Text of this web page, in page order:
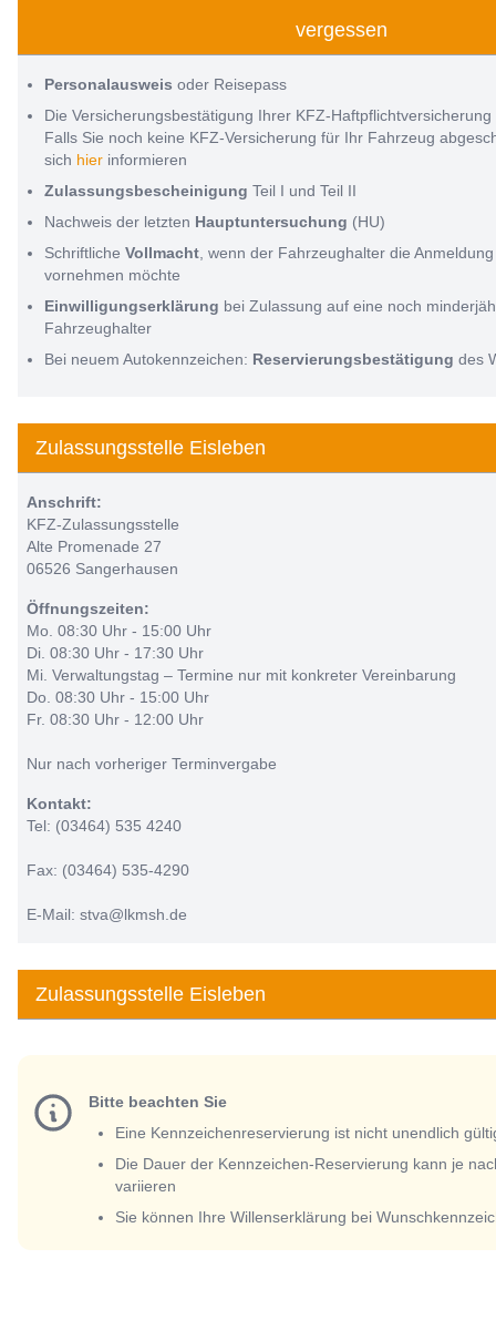
vergessen
Personalausweis oder Reisepass
Die Versicherungsbestätigung Ihrer KFZ-
Falls Sie noch keine KFZ-Versicherung für Ihr Fahrzeug
sich hier informieren
Zulassungsbescheinigung Teil I und Teil II
Nachweis der letzten Hauptuntersuchung (HU)
Schriftliche Vollmacht , wenn der Fahrzeughalter die
vornehmen möchte
Einwilligungserklärung bei Zulassung auf eine noch
Fahrzeughalter
Bei neuem Autokennzeichen: Reservierungsbestätigung des
Zulassungsstelle Eisleben
Anschrift:
KFZ-Zulassungsstelle
Alte Promenade 27
06526 Sangerhausen
Öffnungszeiten:
Mo. 08:30 Uhr - 15:00 Uhr
Di. 08:30 Uhr - 17:30 Uhr
Mi. Verwaltungstag – Termine nur mit konkreter Vereinbarung
Do. 08:30 Uhr - 15:00 Uhr
Fr. 08:30 Uhr - 12:00 Uhr
Nur nach vorheriger Terminvergabe
Kontakt:
Tel: (03464) 535 4240
Fax: (03464) 535-4290
E-Mail: stva@lkmsh.de
Zulassungsstelle Eisleben
Bitte beachten Sie
Eine Kennzeichenreservierung ist nicht unendlich
Die Dauer der Kennzeichen-Reservierung kann je
variieren
Sie können Ihre Willenserklärung bei